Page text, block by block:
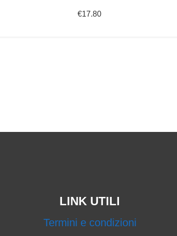
€17.80
LINK UTILI
Termini e condizioni